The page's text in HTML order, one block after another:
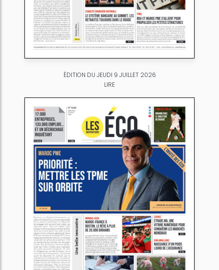
ÉDITION DU JEUDI 9 JUILLET 2026
LIRE